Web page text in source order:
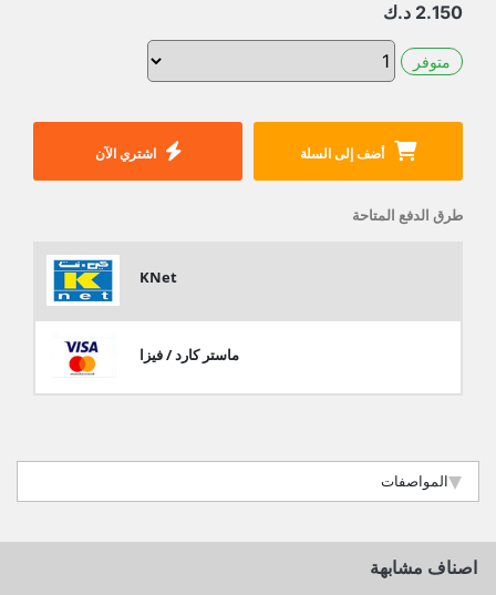
2.150 د.ك
متوفر
أضف إلى السلة اشتري الآن
طرق الدفع المتاحة
KNet
ماستر كارد / فيزا
المواصفات
اصناف مشابهة